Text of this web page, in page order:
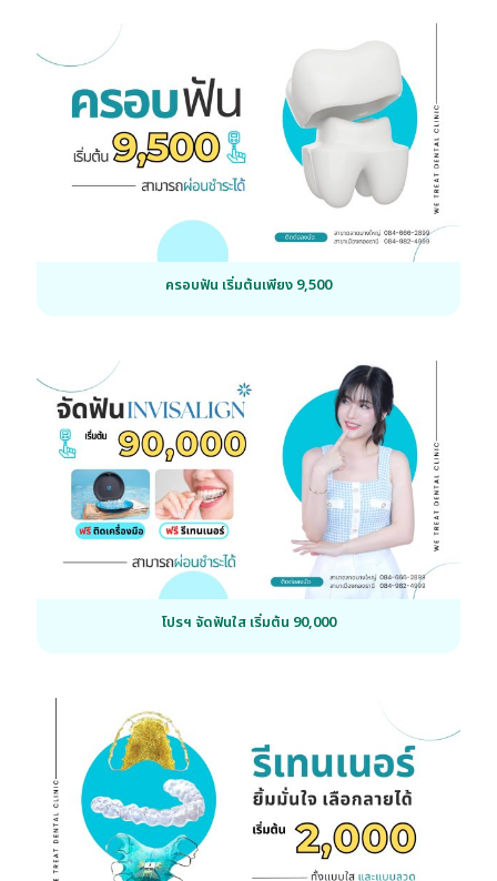
ครอบฟัน เริ่มต้นเพียง 9,500
โปรฯ จัดฟันใส เริ่มต้น 90,000